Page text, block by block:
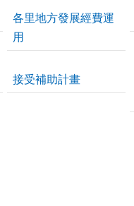
各里地方發展經費運
用
接受補助計畫